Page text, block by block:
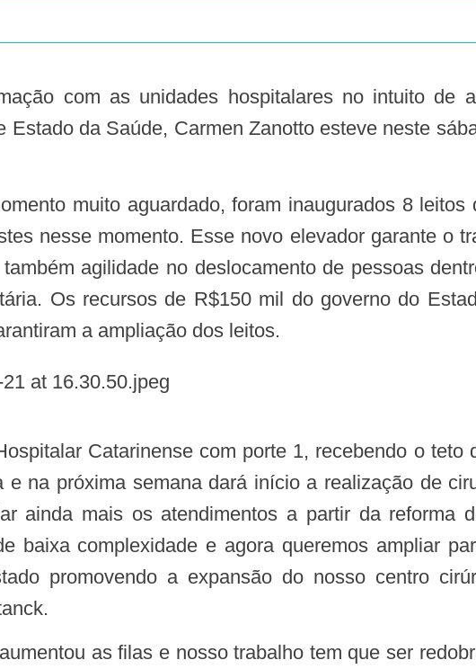
Estado da Saúde, Carmen Zanotto esteve neste
nesse momento. Esse novo elevador garante o
agilidade no deslocamento de pessoas
Os recursos de R$150 mil do governo do
a ampliação dos leitos.
e na próxima semana dará início a realização de
ainda mais os atendimentos a partir da reforma
baixa complexidade e agora queremos ampliar
promovendo a expansão do nosso centro